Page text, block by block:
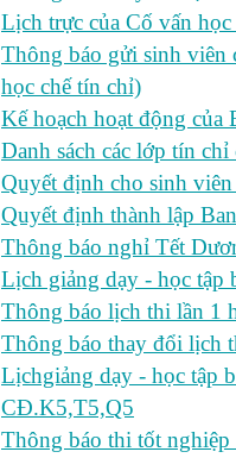
Lịch trực của Cố vấn học
Thông báo gửi sinh viên
học chế tín chỉ)
Kế hoạch hoạt động
Danh sách các lớp tín
Quyết định cho sinh
Quyết định thành lập
Thông báo nghỉ Tết
Lịch giảng dạy - học tập
Thông báo lịch thi lần 1
Thông báo thay đổi lịch
Lịchgiảng dạy - học tập
CĐ.K5,T5,Q5
Thông báo thi tốt nghiệp